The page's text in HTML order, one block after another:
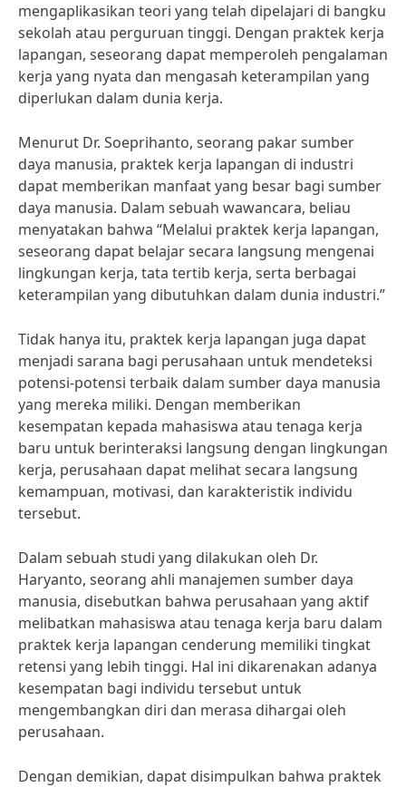
mengaplikasikan teori yang telah dipelajari di bangku
sekolah atau perguruan tinggi. Dengan praktek kerja
lapangan, seseorang dapat memperoleh pengalaman
kerja yang nyata dan mengasah keterampilan yang
diperlukan dalam dunia kerja.
Menurut Dr. Soeprihanto, seorang pakar sumber
daya manusia, praktek kerja lapangan di industri
dapat memberikan manfaat yang besar bagi sumber
daya manusia. Dalam sebuah wawancara, beliau
menyatakan bahwa “Melalui praktek kerja lapangan,
seseorang dapat belajar secara langsung mengenai
lingkungan kerja, tata tertib kerja, serta berbagai
keterampilan yang dibutuhkan dalam dunia industri.”
Tidak hanya itu, praktek kerja lapangan juga dapat
menjadi sarana bagi perusahaan untuk mendeteksi
potensi-potensi terbaik dalam sumber daya manusia
yang mereka miliki. Dengan memberikan
kesempatan kepada mahasiswa atau tenaga kerja
baru untuk berinteraksi langsung dengan lingkungan
kerja, perusahaan dapat melihat secara langsung
kemampuan, motivasi, dan karakteristik individu
tersebut.
Dalam sebuah studi yang dilakukan oleh Dr.
Haryanto, seorang ahli manajemen sumber daya
manusia, disebutkan bahwa perusahaan yang aktif
melibatkan mahasiswa atau tenaga kerja baru dalam
praktek kerja lapangan cenderung memiliki tingkat
retensi yang lebih tinggi. Hal ini dikarenakan adanya
kesempatan bagi individu tersebut untuk
mengembangkan diri dan merasa dihargai oleh
perusahaan.
Dengan demikian, dapat disimpulkan bahwa praktek